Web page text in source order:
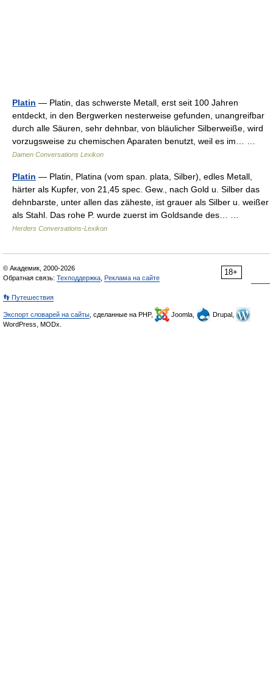
Platin — Platin, das schwerste Metall, erst seit 100 Jahren
entdeckt, in den Bergwerken nesterweise gefunden, unangreifbar
durch alle Säuren, sehr dehnbar, von bläulicher Silberweiße, wird
vorzugsweise zu chemischen Aparaten benutzt, weil es im… …
Damen Conversations Lexikon
Platin — Platin, Platina (vom span. plata, Silber), edles Metall,
härter als Kupfer, von 21,45 spec. Gew., nach Gold u. Silber das
dehnbarste, unter allen das zäheste, ist grauer als Silber u. weißer
als Stahl. Das rohe P. wurde zuerst im Goldsande des… …
Herders Conversations-Lexikon
18+
© Академик, 2000-2026
Обратная связь: Техподдержка Реклама на сайте
👣 Путешествия
Экспорт словарей на сайты , сделанные на PHP, Joomla,
Drupal,
WordPress, MODx.